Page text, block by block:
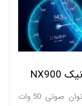
تلویزیون پاناسونیک مدل 100NX900 سری 9 با توان صوتی 50 وات